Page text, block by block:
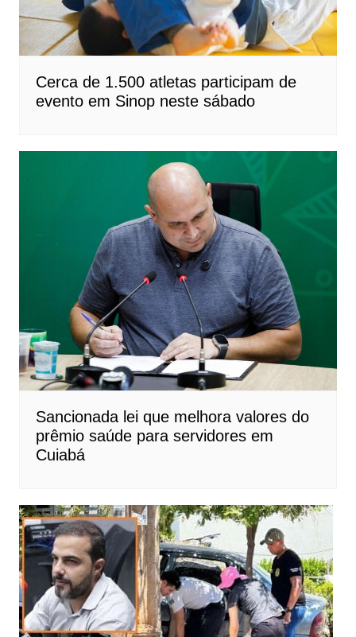
Cerca de 1.500 atletas participam de
evento em Sinop neste sábado
Sancionada lei que melhora valores do
prêmio saúde para servidores em
Cuiabá